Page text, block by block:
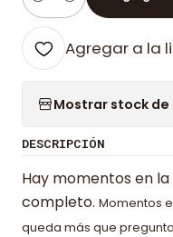
Cantidad
Agregar a la
Mostrar stock
DESCRIPCIÓN
Hay momentos en
completo. Momentos
queda más que